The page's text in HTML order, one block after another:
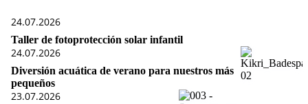
24.07.2026
Taller de fotoprotección solar infantil
24.07.2026
Diversión acuática de verano para nuestros más
pequeños
23.07.2026